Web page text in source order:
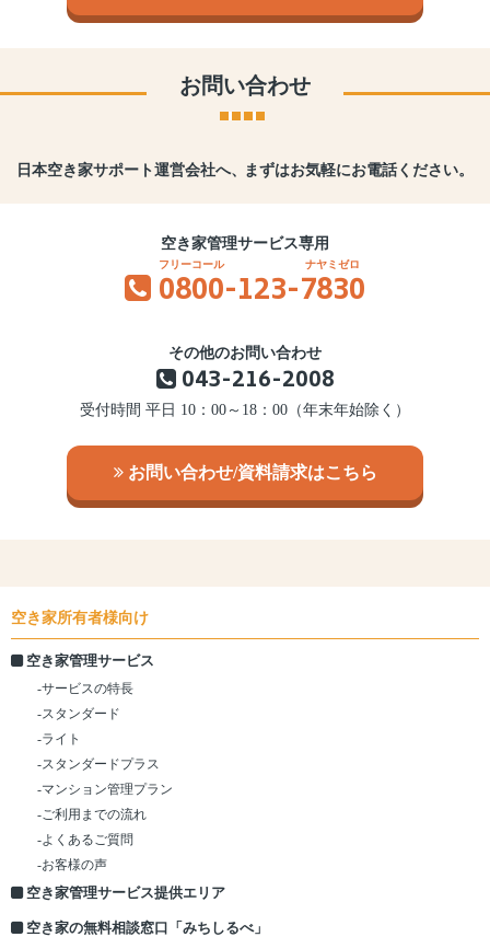
お問い合わせ
日本空き家サポート運営会社へ、 まずはお気軽にお電話ください。
空き家管理サービス専用
0800-123-7830
その他のお問い合わせ
043-216-2008
受付時間 平日 10：00～18：00（年末年始除く）
お問い合わせ/資料請求はこちら
空き家所有者様向け
空き家管理サービス
-サービスの特長
-スタンダード
-ライト
-スタンダードプラス
-マンション管理プラン
-ご利用までの流れ
-よくあるご質問
-お客様の声
空き家管理サービス提供エリア
空き家の無料相談窓口「みちしるべ」